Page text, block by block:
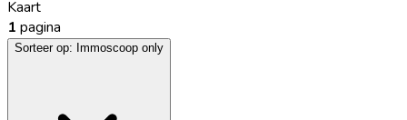
Kaart
1 pagina
Sorteer op: Immoscoop only